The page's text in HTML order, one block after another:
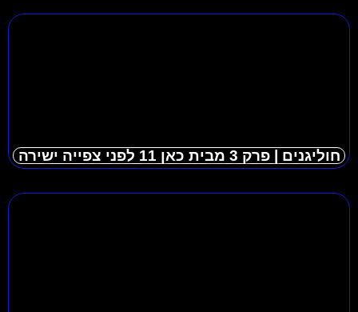
חוליגנים | פרק 3 מבית כאן 11 לפני צפייה ישירה